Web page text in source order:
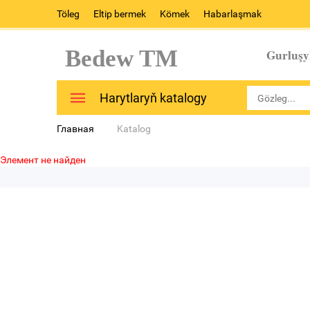
Töleg Eltip bermek Kömek Habarlaşmak
Bedew TM
Harytlaryň katalogy
Главная Katalog
Элемент не найден